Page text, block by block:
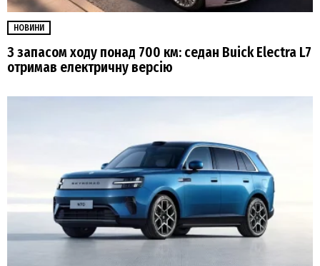
НОВИНИ
З запасом ходу понад 700 км: седан Buick Electra L7
отримав електричну версію